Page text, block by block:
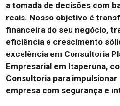
a tomada de decisões com
reais. Nosso objetivo é
financeira do seu negócio,
eficiência e crescimento
excelência em Consultoria
Empresarial em Itaperuna,
Consultoria para
empresa com segurança e